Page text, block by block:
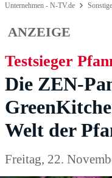
Unternehmen - N-TV.de
ANZEIGE
Testsieger
Die ZEN-
Welt der
Freitag, 22.